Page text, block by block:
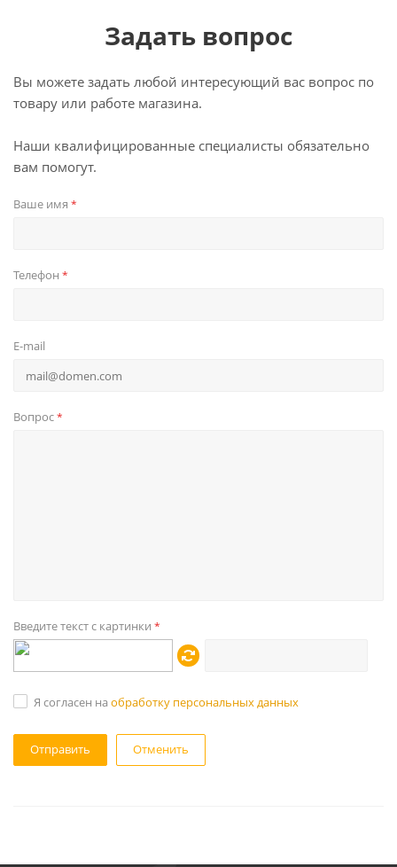
Задать вопрос
Вы можете задать любой интересующий вас вопрос по
товару или работе магазина.
Наши квалифицированные специалисты обязательно
вам помогут.
Ваше имя *
Телефон *
E-mail
Вопрос*
Введите текст с картинки *
Я согласен на обработку персональных данных
Отменить